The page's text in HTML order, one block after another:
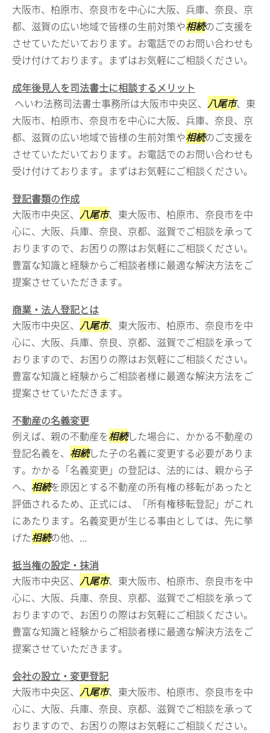
大阪市、柏原市、奈良市を中心に大阪、兵庫、奈良、京
都、滋賀の広い地域で皆様の生前対策や相続のご支援を
させていただいております。お電話でのお問い合わせも
受け付けております。まずはお気軽にご相談ください。
成年後見人を司法書士に相談するメリット
へいわ法務司法書士事務所は大阪市中央区、 八尾市、東
大阪市、柏原市、奈良市を中心に大阪、兵庫、奈良、京
都、滋賀の広い地域で皆様の生前対策や相続のご支援を
させていただいております。お電話でのお問い合わせも
受け付けております。まずはお気軽にご相談ください。
登記書類の作成
大阪市中央区、 八尾市、東大阪市、柏原市、奈良市を中
心に、大阪、兵庫、奈良、京都、滋賀でご相談を承って
おりますので、お困りの際はお気軽にご相談ください。
豊富な知識と経験からご相談者様に最適な解決方法をご
提案させていただきます。
商業・法人登記とは
大阪市中央区、 八尾市、東大阪市、柏原市、奈良市を中
心に、大阪、兵庫、奈良、京都、滋賀でご相談を承って
おりますので、お困りの際はお気軽にご相談ください。
豊富な知識と経験からご相談者様に最適な解決方法をご
提案させていただきます。
不動産の名義変更
例えば、親の不動産を相続した場合に、かかる不動産の
登記名義を、 相続した子の名義に変更する必要がありま
す。かかる「名義変更」の登記は、法的には、親から子
へ、 相続を原因とする不動産の所有権の移転があったと
評価されるため、正式には、「所有権移転登記」がこれ
にあたります。名義変更が生じる事由としては、先に挙
げた相続の他、...
抵当権の設定・抹消
大阪市中央区、 八尾市、東大阪市、柏原市、奈良市を中
心に、大阪、兵庫、奈良、京都、滋賀でご相談を承って
おりますので、お困りの際はお気軽にご相談ください。
豊富な知識と経験からご相談者様に最適な解決方法をご
提案させていただきます。
会社の設立・変更登記
大阪市中央区、 八尾市、東大阪市、柏原市、奈良市を中
心に、大阪、兵庫、奈良、京都、滋賀でご相談を承って
おりますので、お困りの際はお気軽にご相談ください。